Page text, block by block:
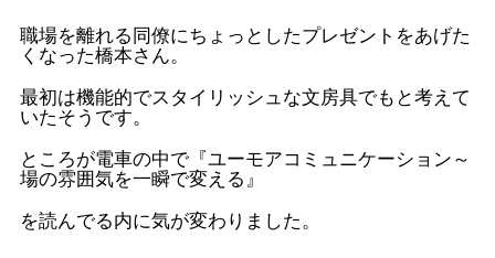
職場を離れる同僚にちょっとしたプレゼントをあげた
くなった橋本さん。
最初は機能的でスタイリッシュな文房具でもと考えて
いたそうです。
ところが電車の中で『ユーモアコミュニケーション～
場の雰囲気を一瞬で変える』
を読んでる内に気が変わりました。